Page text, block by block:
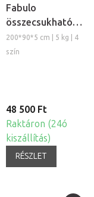
Fabulo
összecsukható
négyrészes
rehabilitációs
200*90*5 cm | 5 kg | 4
szín
48 500 Ft
Raktáron (24ó
kiszállítás)
RÉSZLET